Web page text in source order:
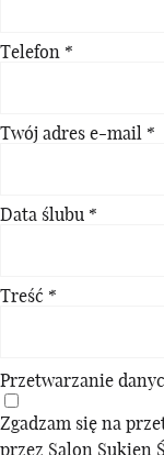
Telefon *
Twój adres e-mail *
Data ślubu *
Treść *
Przetwarzanie
Zgadzam się na
przez Salon Sukien